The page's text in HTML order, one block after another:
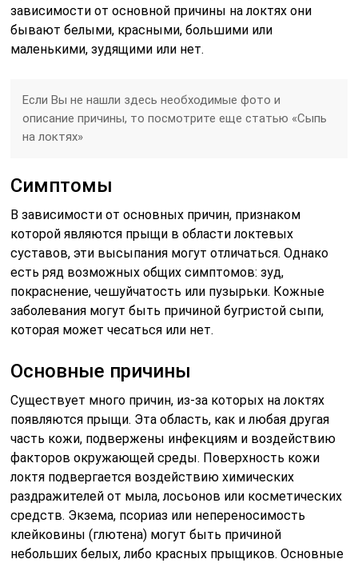
зависимости от основной причины на локтях они
бывают белыми, красными, большими или
маленькими, зудящими или нет.
Если Вы не нашли здесь необходимые фото и
описание причины, то посмотрите еще статью «Сыпь
на локтях»
Симптомы
В зависимости от основных причин, признаком
которой являются прыщи в области локтевых
суставов, эти высыпания могут отличаться. Однако
есть ряд возможных общих симптомов: зуд,
покраснение, чешуйчатость или пузырьки. Кожные
заболевания могут быть причиной бугристой сыпи,
которая может чесаться или нет.
Основные причины
Существует много причин, из-за которых на локтях
появляются прыщи. Эта область, как и любая другая
часть кожи, подвержены инфекциям и воздействию
факторов окружающей среды. Поверхность кожи
локтя подвергается воздействию химических
раздражителей от мыла, лосьонов или косметических
средств. Экзема, псориаз или непереносимость
клейковины (глютена) могут быть причиной
небольших белых, либо красных прыщиков. Основные